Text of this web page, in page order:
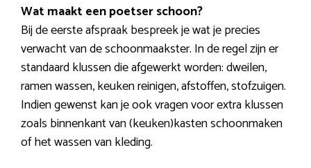
Wat maakt een poetser schoon?
Bij de eerste afspraak bespreek je wat je precies
verwacht van de schoonmaakster. In de regel zijn er
standaard klussen die afgewerkt worden: dweilen,
ramen wassen, keuken reinigen, afstoffen, stofzuigen.
Indien gewenst kan je ook vragen voor extra klussen
zoals binnenkant van (keuken)kasten schoonmaken
of het wassen van kleding.